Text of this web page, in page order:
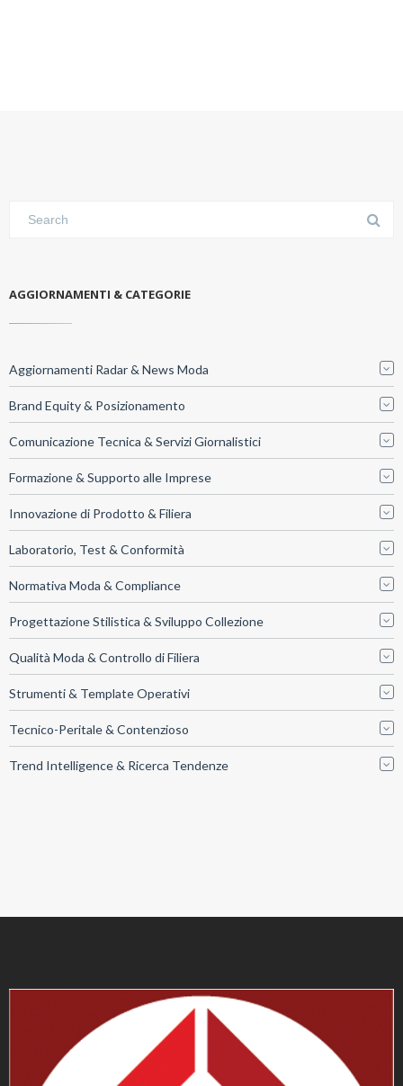
AGGIORNAMENTI & CATEGORIE
Aggiornamenti Radar & News Moda
Brand Equity & Posizionamento
Comunicazione Tecnica & Servizi Giornalistici
Formazione & Supporto alle Imprese
Innovazione di Prodotto & Filiera
Laboratorio, Test & Conformità
Normativa Moda & Compliance
Progettazione Stilistica & Sviluppo Collezione
Qualità Moda & Controllo di Filiera
Strumenti & Template Operativi
Tecnico-Peritale & Contenzioso
Trend Intelligence & Ricerca Tendenze